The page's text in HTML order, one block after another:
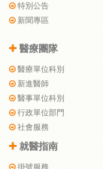
特別公告
新聞專區
醫療團隊
醫療單位科別
新進醫師
醫事單位科別
行政單位部門
社會服務
就醫指南
掛號服務